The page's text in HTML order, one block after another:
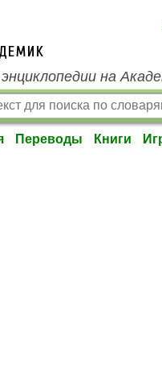
на
Переводы Книги